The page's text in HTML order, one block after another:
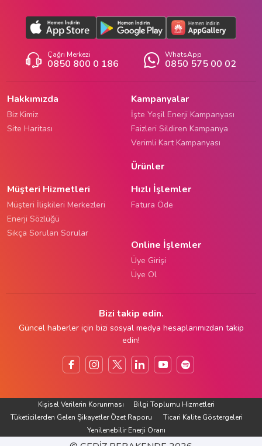
Çağrı Merkezi
0850 800 0 186
WhatsApp
0850 575 00 02
Bizi takip edin.
Güncel haberler için bizi sosyal medya hesaplarımızdan takip
edin!
Hakkımızda
Biz Kimiz
Site Haritası
Kampanyalar
İşte Yeşil Enerji Kampanyası
Faizleri Sildiren Kampanya
Verimli Kart Kampanyası
Ürünler
Müşteri Hizmetleri
Müşteri İlişkileri Merkezleri
Enerji Sözlüğü
Sıkça Sorulan Sorular
Hızlı İşlemler
Fatura Öde
Online İşlemler
Üye Girişi
Üye Ol
Kişisel Verilerin Korunması
Bilgi Toplumu Hizmetleri
Tüketicilerden Gelen Şikayetler Özet Raporu
Ticari Kalite Göstergeleri
Yenilenebilir Enerji Oranı